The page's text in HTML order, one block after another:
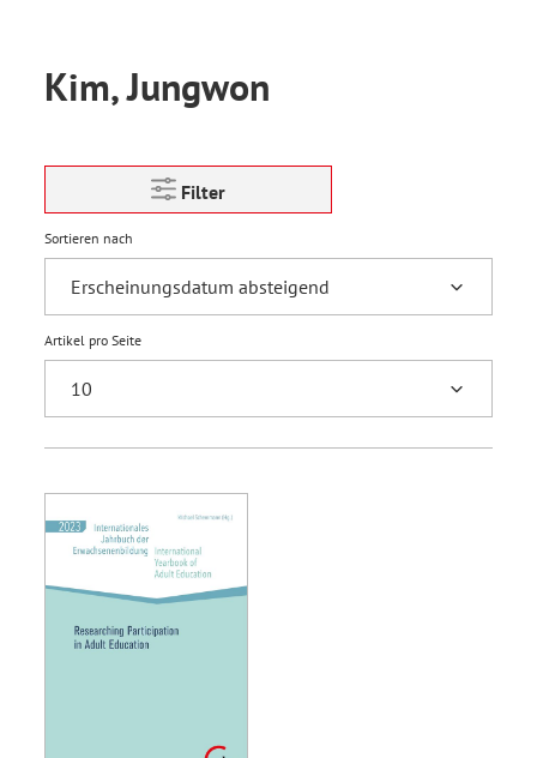
Kim, Jungwon
Filter
Sortieren nach
Artikel pro Seite